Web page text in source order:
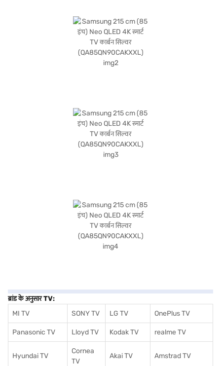
ब्रांड के अनुसार TV:
MI TV
SONY TV LG TV OnePlus TV
Panasonic TV Lloyd TV Kodak TV realme TV
Hyundai TV
Cornea
TV
Akai TV Amstrad TV